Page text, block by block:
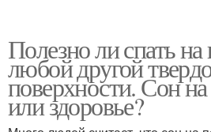
Полезно ли спать
любой другой
поверхности. Сон
или здоровье?